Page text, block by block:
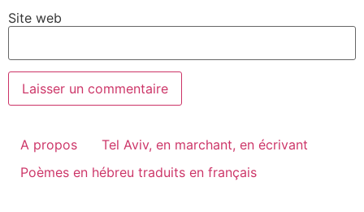
Site web
A propos
Tel Aviv, en marchant, en écrivant
Poèmes en hébreu traduits en français